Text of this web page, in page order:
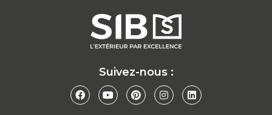
Suivez-nous :